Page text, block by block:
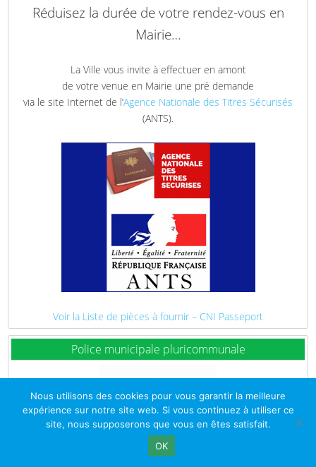
Réduisez la durée de votre rendez-vous en
Mairie…
La Ville vous invite à effectuer en amont
de votre venue en Mairie une pré demande
via le site Internet de l’Agence Nationale des Titres Sécurisés
(ANTS).
Voir la Liste de pièces à fournir – CNI Passeport
Police municipale pluricommunale
Nous utilisons des cookies pour vous garantir la meilleure
expérience sur notre site web. Si vous continuez à utiliser ce
site, nous supposerons que vous en êtes satisfait.
OK